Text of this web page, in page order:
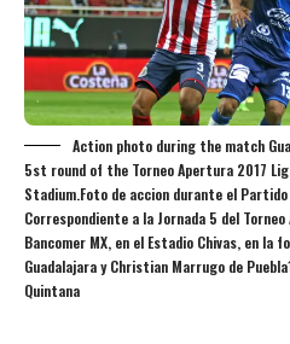
Action photo during the match
5st round of the Torneo Apertura 2017
Stadium.Foto de accion durante el Partido
Correspondiente a la Jornada 5 del
Bancomer MX, en el Estadio Chivas, en la
Guadalajara y Christian Marrugo de
Quintana